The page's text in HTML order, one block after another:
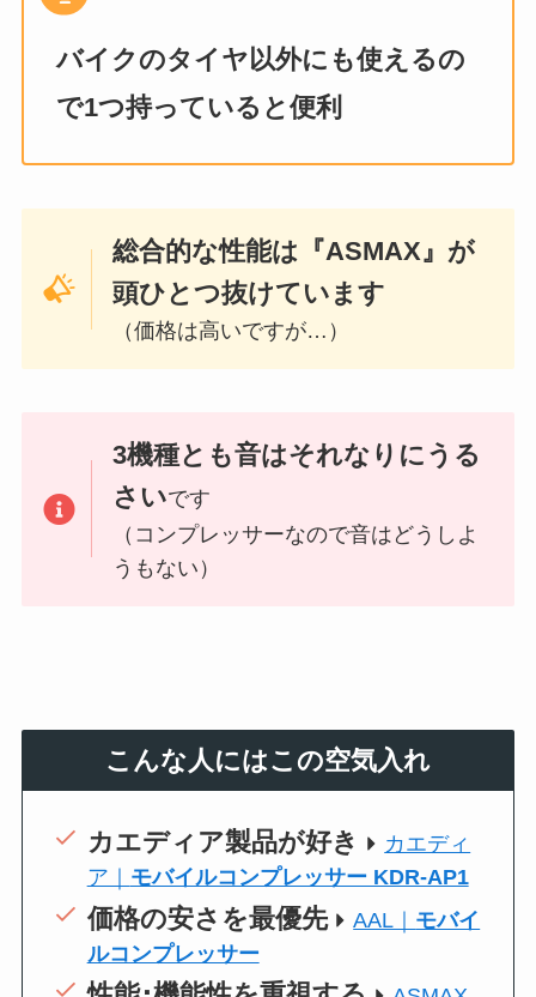
バイクのタイヤ以外にも使えるの
で1つ持っていると便利
総合的な性能は『ASMAX』が
頭ひとつ抜けています
（価格は高いですが…）
3機種とも音はそれなりにうる
さいです
（コンプレッサーなので音はどうしよ
うもない）
こんな人にはこの空気入れ
カエディア製品が好き
カエディ
ア｜ モバイルコンプレッサー KDR-AP1
価格の安さを最優先 AAL｜ モバイ
ルコンプレッサー